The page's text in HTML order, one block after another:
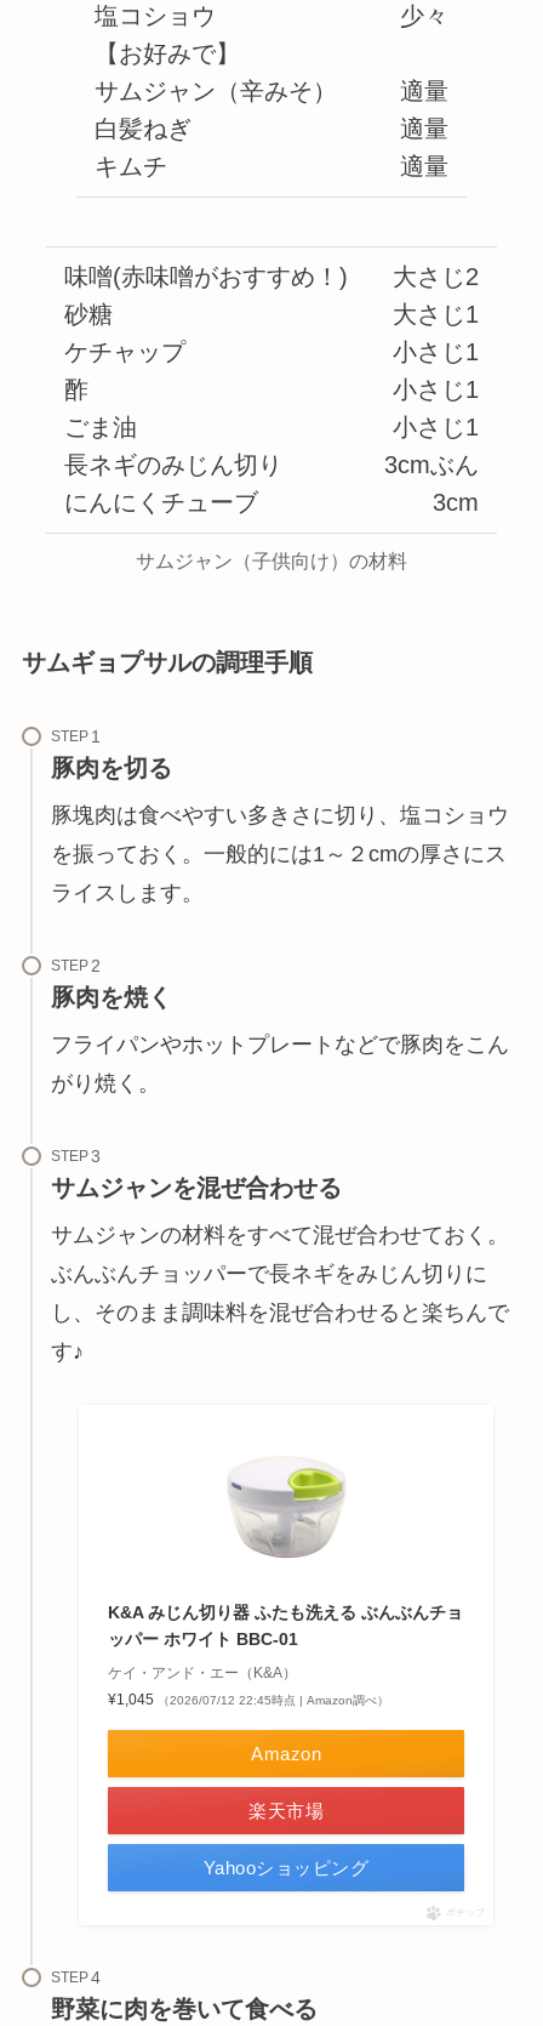
塩コショウ
【お好みで】
サムジャン（辛みそ）
白髪ねぎ
キムチ
少々
適量
適量
適量
味噌(赤味噌がおすすめ！)
砂糖
ケチャップ
酢
ごま油
長ネギのみじん切り
にんにくチューブ
大さじ2
大さじ1
小さじ1
小さじ1
小さじ1
3cmぶん
3cm
サムジャン（子供向け）の材料
サムギョプサルの調理手順
STEP
豚肉を切る
豚塊肉は食べやすい多きさに切り、塩コショウ
を振っておく。一般的には1～２cmの厚さにス
ライスします。
STEP
豚肉を焼く
フライパンやホットプレートなどで豚肉をこん
がり焼く。
STEP
サムジャンを混ぜ合わせる
サムジャンの材料をすべて混ぜ合わせておく。
ぶんぶんチョッパーで長ネギをみじん切りに
し、そのまま調味料を混ぜ合わせると楽ちんで
す♪
K&A みじん切り器 ふたも洗える ぶんぶんチョ
ッパー ホワイト BBC-01
ケイ・アンド・エー（K&A）
¥1,045
（2026/07/12 22:45時点 | Amazon調べ）
Amazon
楽天市場
Yahooショッピング
ポチップ
STEP
野菜に肉を巻いて食べる